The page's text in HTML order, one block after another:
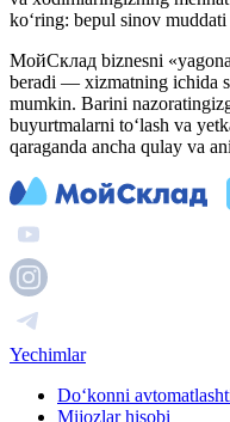
ko‘ring: bepul sinov
МойСклад biznesni
beradi — xizmatning ichida
mumkin. Barini
buyurtmalarni to‘lash va
qaraganda ancha qulay va
Yechimlar
Do‘konni
Mijozlar hisobi